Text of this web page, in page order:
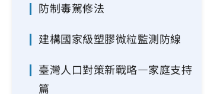
防制毒駕修法
建構國家級塑膠微粒監測防線
臺灣人口對策新戰略—家庭支持
篇